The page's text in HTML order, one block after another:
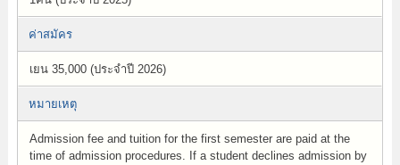
ค่าสมัคร
เยน 35,000 (ประจำปี 2026)
หมายเหตุ
Admission fee and tuition for the first semester are paid at the
time of admission procedures. If a student declines admission by